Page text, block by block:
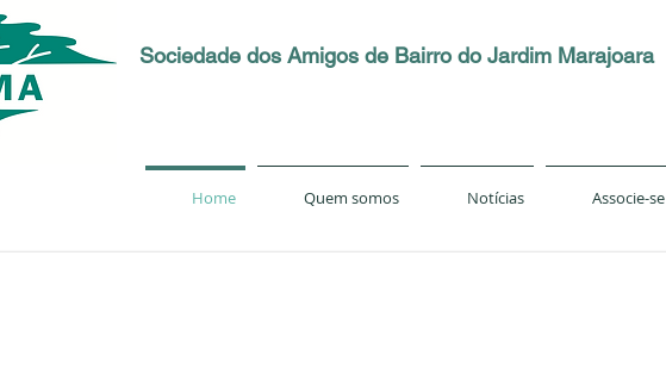
Sociedade dos Amigos de Bairro do Jardim Marajoara
Home Quem somos Notícias Associe-se